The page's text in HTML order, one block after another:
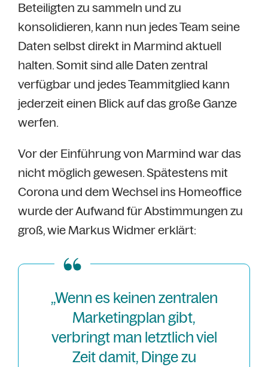
Beteiligten zu sammeln und zu
konsolidieren, kann nun jedes Team seine
Daten selbst direkt in Marmind aktuell
halten. Somit sind alle Daten zentral
verfügbar und jedes Teammitglied kann
jederzeit einen Blick auf das große Ganze
werfen.
Vor der Einführung von Marmind war das
nicht möglich gewesen. Spätestens mit
Corona und dem Wechsel ins Homeoffice
wurde der Aufwand für Abstimmungen zu
groß, wie Markus Widmer erklärt:
„Wenn es keinen zentralen
Marketingplan gibt,
verbringt man letztlich viel
Zeit damit, Dinge zu